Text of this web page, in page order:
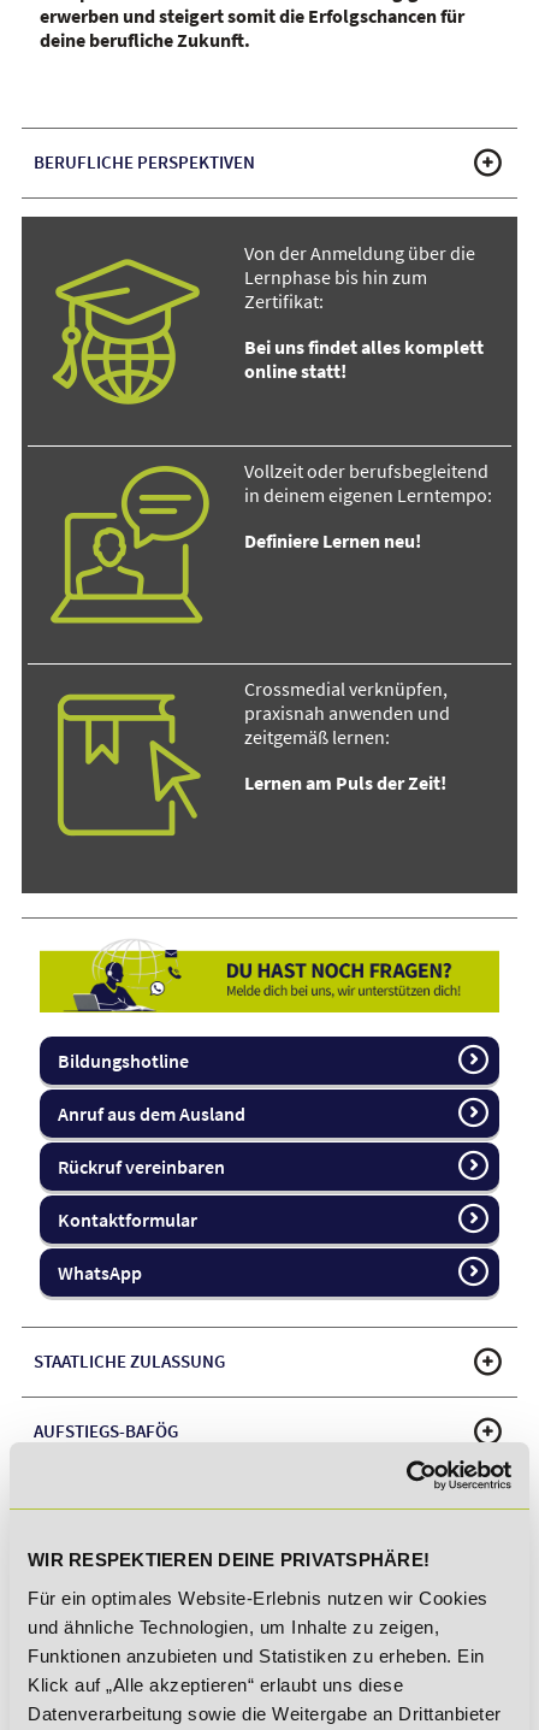
WIR RESPEKTIEREN DEINE PRIVATSPHÄRE!
Für ein optimales Website-Erlebnis nutzen wir Cookies
und ähnliche Technologien, um Inhalte zu zeigen,
Funktionen anzubieten und Statistiken zu erheben. Ein
Klick auf „Alle akzeptieren“ erlaubt uns diese
Datenverarbeitung sowie die Weitergabe an Drittanbieter
erwerben und steigert somit die Erfolgschancen für
deine berufliche Zukunft.
BERUFLICHE PERSPEKTIVEN
Von der Anmeldung über die
Lernphase bis hin zum
Zertifikat:
Bei uns findet alles komplett
online statt!
Vollzeit oder berufsbegleitend
in deinem eigenen Lerntempo:
Definiere Lernen neu!
Crossmedial verknüpfen,
praxisnah anwenden und
zeitgemäß lernen:
Lernen am Puls der Zeit!
Bildungshotline
Anruf aus dem Ausland
Rückruf vereinbaren
Kontaktformular
WhatsApp
STAATLICHE ZULASSUNG
AUFSTIEGS-BAFÖG
LEHRPLAN
ABLAUF UND INHALTE IM DETAIL
DEINE VORTEILE IM ÜBERBLICK